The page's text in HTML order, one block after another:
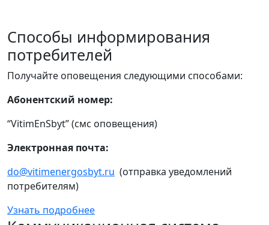
Способы информирования
потребителей
Получайте оповещения следующими способами:
Абонентский номер:
“VitimEnSbyt” (смс оповещения)
Электронная почта:
do@vitimenergosbyt.ru (отправка уведомлений
потребителям)
Узнать подробнее